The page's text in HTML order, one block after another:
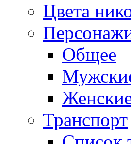
Цвета
Общее
Транспорт